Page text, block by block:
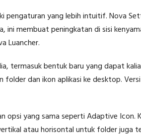
pengaturan yang lebih intuitif. Nova
ini membuat peningkatan di sisi
Luancher.
termasuk bentuk baru yang dapat
dan ikon aplikasi ke desktop.
opsi yang sama seperti Adaptive Icon.
atau horisontal untuk folder juga